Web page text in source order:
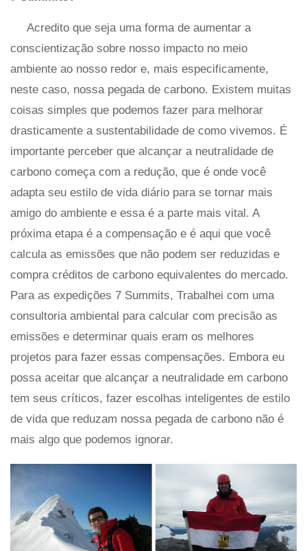
Acredito que seja uma forma de aumentar a
conscientização sobre nosso impacto no meio
ambiente ao nosso redor e, mais especificamente,
neste caso, nossa pegada de carbono. Existem muitas
coisas simples que podemos fazer para melhorar
drasticamente a sustentabilidade de como vivemos. É
importante perceber que alcançar a neutralidade de
carbono começa com a redução, que é onde você
adapta seu estilo de vida diário para se tornar mais
amigo do ambiente e essa é a parte mais vital. A
próxima etapa é a compensação e é aqui que você
calcula as emissões que não podem ser reduzidas e
compra créditos de carbono equivalentes do mercado.
Para as expedições 7 Summits, Trabalhei com uma
consultoria ambiental para calcular com precisão as
emissões e determinar quais eram os melhores
projetos para fazer essas compensações. Embora eu
possa aceitar que alcançar a neutralidade em carbono
tem seus críticos, fazer escolhas inteligentes de estilo
de vida que reduzam nossa pegada de carbono não é
mais algo que podemos ignorar.